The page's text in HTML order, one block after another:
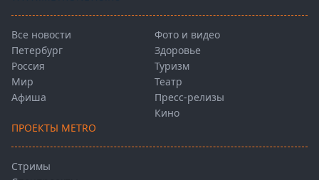
Все новости
Петербург
Россия
Мир
Афиша
Фото и видео
Здоровье
Туризм
Театр
Пресс-релизы
Кино
ПРОЕКТЫ METRO
Стримы